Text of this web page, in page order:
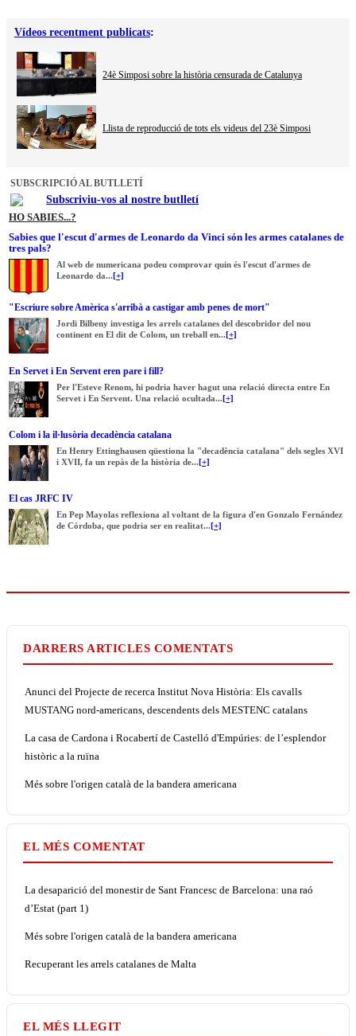
Vídeos recentment publicats:
24è Simposi sobre la història censurada de Catalunya
Llista de reproducció de tots els videus del 23è Simposi
SUBSCRIPCIÓ AL BUTLLETÍ
Subscriviu-vos al nostre butlletí
HO SABIES...?
Sabies que l'escut d'armes de Leonardo da Vinci són les armes catalanes de
tres pals?
Al web de numericana podeu comprovar quin és l'escut d'armes de
Leonardo da...[+]
"Escriure sobre Amèrica s'arribà a castigar amb penes de mort"
Jordi Bilbeny investiga les arrels catalanes del descobridor del nou
continent en El dit de Colom, un treball en...[+]
En Servet i En Servent eren pare i fill?
Per l'Esteve Renom, hi podria haver hagut una relació directa entre En
Servet i En Servent. Una relació ocultada...[+]
Colom i la il·lusòria decadència catalana
En Henry Ettinghausen qüestiona la "decadència catalana" dels segles XVI
i XVII, fa un repàs de la història de...[+]
El cas JRFC IV
En Pep Mayolas reflexiona al voltant de la figura d'en Gonzalo Fernández
de Córdoba, que podria ser en realitat...[+]
DARRERS ARTICLES COMENTATS
Anunci del Projecte de recerca Institut Nova Història: Els cavalls
MUSTANG nord-americans, descendents dels MESTENC catalans
La casa de Cardona i Rocabertí de Castelló d'Empúries: de l’esplendor
històric a la ruïna
Més sobre l'origen català de la bandera americana
EL MÉS COMENTAT
La desaparició del monestir de Sant Francesc de Barcelona: una raó
d’Estat (part 1)
Més sobre l'origen català de la bandera americana
Recuperant les arrels catalanes de Malta
EL MÉS LLEGIT